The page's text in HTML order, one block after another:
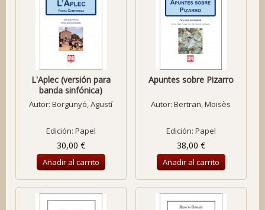
L'Aplec (versión para
banda sinfónica)
Autor:Borgunyó, Agustí
Edición: Papel
30,00 €
Añadir al carrito
Apuntes sobre Pizarro
Autor:Bertran, Moisès
Edición: Papel
38,00 €
Añadir al carrito